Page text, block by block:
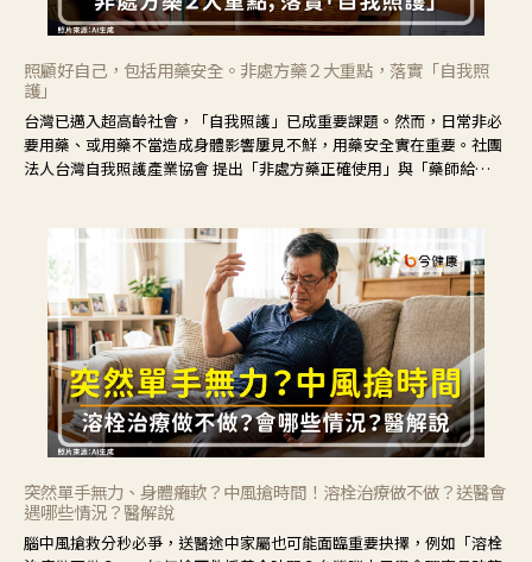
照顧好自己，包括用藥安全。非處方藥２大重點，落實「自我照
護」
台灣已邁入超高齡社會，「自我照護」已成重要課題。然而，日常非必
要用藥、或用藥不當造成身體影響屢見不鮮，用藥安全實在重要。社團
法人台灣自我照護產業協會 提出「非處方藥正確使用」與「藥師給
突然單手無力、身體癱軟？中風搶時間！溶栓治療做不做？送醫會
遇哪些情況？醫解說
腦中風搶救分秒必爭，送醫途中家屬也可能面臨重要抉擇，例如「溶栓